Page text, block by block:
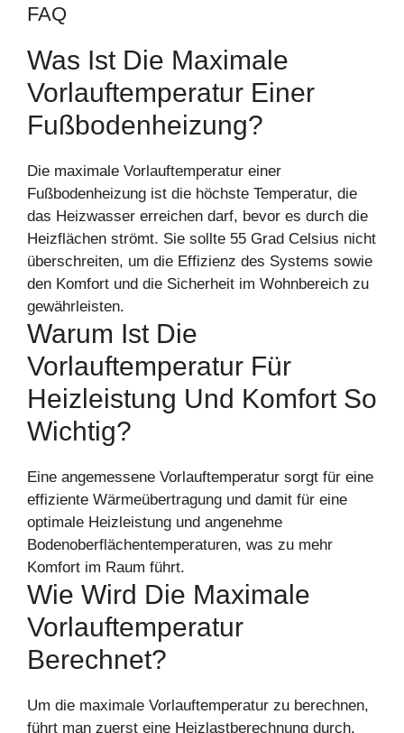
FAQ
Was Ist Die Maximale
Vorlauftemperatur Einer
Fußbodenheizung?
Die maximale Vorlauftemperatur einer
Fußbodenheizung ist die höchste Temperatur, die
das Heizwasser erreichen darf, bevor es durch die
Heizflächen strömt. Sie sollte 55 Grad Celsius nicht
überschreiten, um die Effizienz des Systems sowie
den Komfort und die Sicherheit im Wohnbereich zu
gewährleisten.
Warum Ist Die
Vorlauftemperatur Für
Heizleistung Und Komfort So
Wichtig?
Eine angemessene Vorlauftemperatur sorgt für eine
effiziente Wärmeübertragung und damit für eine
optimale Heizleistung und angenehme
Bodenoberflächentemperaturen, was zu mehr
Komfort im Raum führt.
Wie Wird Die Maximale
Vorlauftemperatur
Berechnet?
Um die maximale Vorlauftemperatur zu berechnen,
führt man zuerst eine Heizlastberechnung durch,